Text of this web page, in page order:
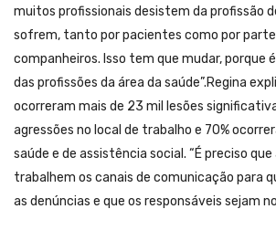
muitos profissionais desistem da profissão
sofrem, tanto por pacientes como por parte
companheiros. Isso tem que mudar, porque
das profissões da área da saúde”.Regina
ocorreram mais de 23 mil lesões
agressões no local de trabalho e 70%
saúde e de assistência social. “É preciso
trabalhem os canais de comunicação para
as denúncias e que os responsáveis sejam